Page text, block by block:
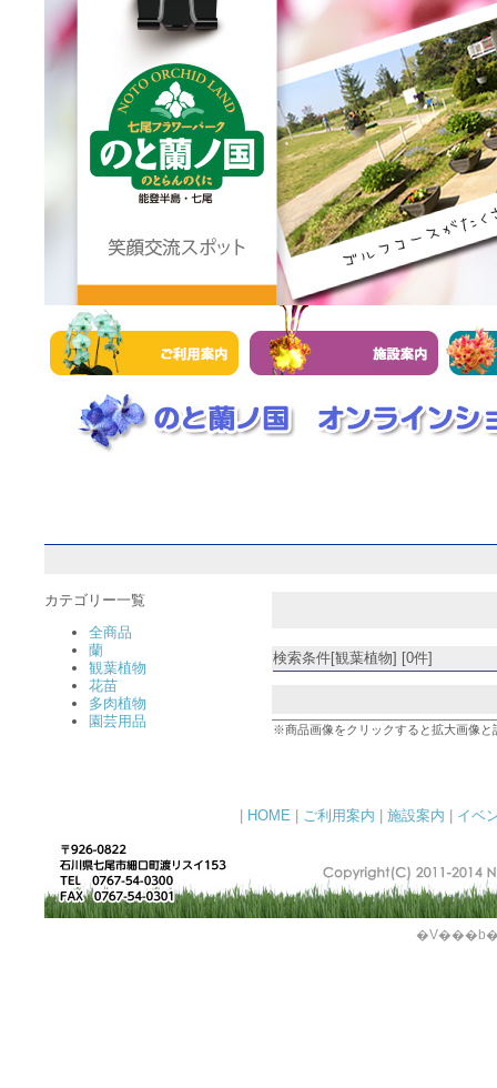
カテゴリー一覧
全商品
蘭
観葉植物
花苗
多肉植物
園芸用品
検索条件[観葉植物] [0件]
※商品画像をクリックすると拡大画像と
HOME ご利用案内 施設案内 イベ